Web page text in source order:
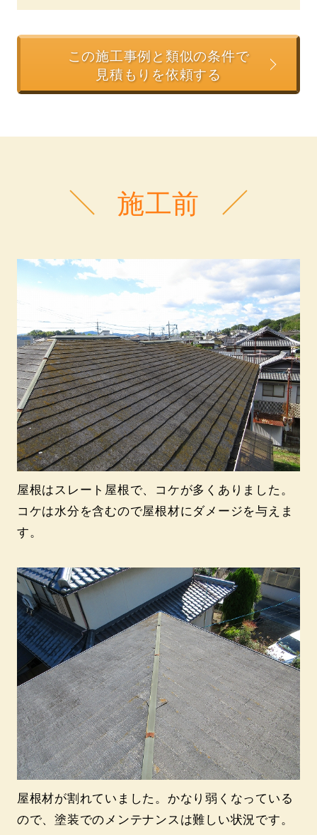
この施工事例と類似の条件で
見積もりを依頼する
施工前
屋根はスレート屋根で、コケが多くありました。
コケは水分を含むので屋根材にダメージを与えま
す。
屋根材が割れていました。かなり弱くなっている
ので、塗装でのメンテナンスは難しい状況です。